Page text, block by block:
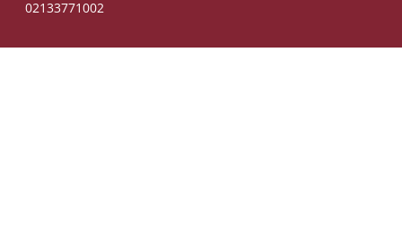
02133771002